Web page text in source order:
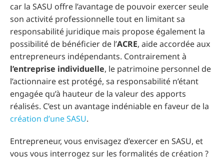
car la SASU offre l’avantage de pouvoir exercer seule
son activité professionnelle tout en limitant sa
responsabilité juridique mais propose également la
possibilité de bénéficier de l’ACRE, aide accordée aux
entrepreneurs indépendants. Contrairement à
l’entreprise individuelle, le patrimoine personnel de
l’actionnaire est protégé, sa responsabilité n’étant
engagée qu’à hauteur de la valeur des apports
réalisés. C’est un avantage indéniable en faveur de la
création d’une SASU.
Entrepreneur, vous envisagez d’exercer en SASU, et
vous vous interrogez sur les formalités de création ?